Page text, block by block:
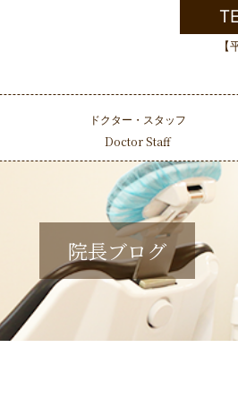
ドクター・スタッフ
Doctor Staff
院長ブログ